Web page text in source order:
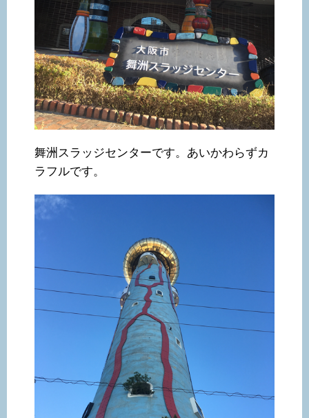
舞洲スラッジセンターです。あいかわらずカ
ラフルです。